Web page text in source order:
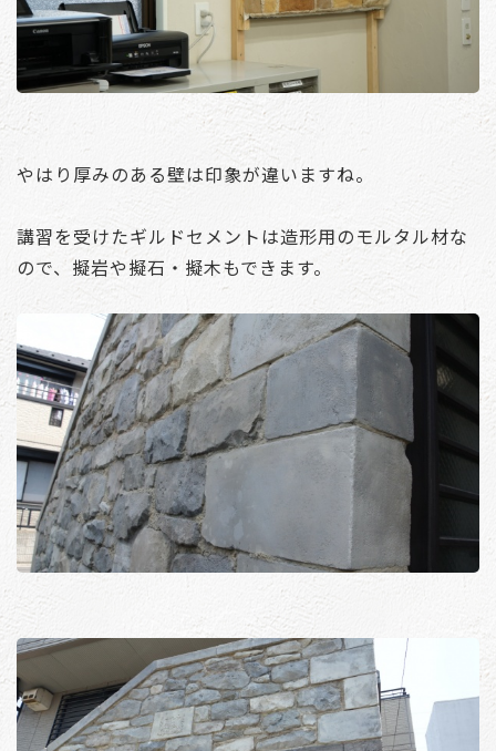
やはり厚みのある壁は印象が違いますね。
講習を受けたギルドセメントは造形用のモルタル材な
ので、擬岩や擬石・擬木もできます。